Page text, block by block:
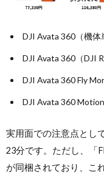
DJI Avata 360（機
DJI Avata 360（DJI
DJI Avata 360 Fly
DJI Avata 360
実用面での注意点とし
23分です。ただし、「
が同梱されており、こ